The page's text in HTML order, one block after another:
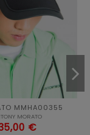
MMHA00355
MORATO
€